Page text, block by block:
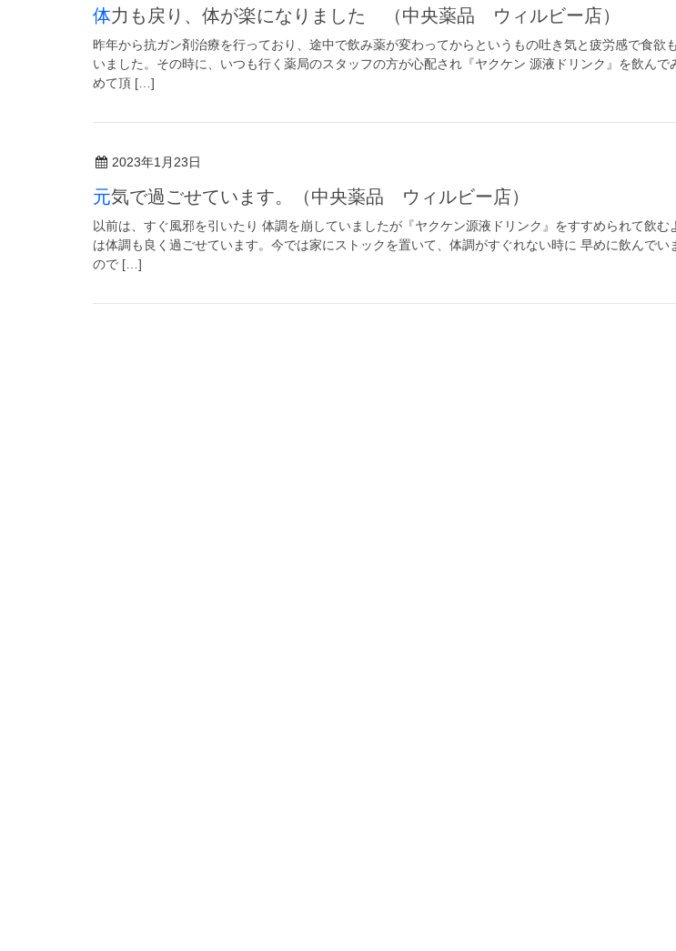
体力も戻り、体が楽になりました （中央薬品 ウィルビー店）
昨年から抗ガン剤治療を行っており、途中で飲み薬が変わってからというもの吐き気と疲労感で食欲
いました。その時に、いつも行く薬局のスタッフの方が心配され『ヤクケン 源液ドリンク』を飲んで
めて頂 […]
2023年1月23日
元気で過ごせています。（中央薬品 ウィルビー店）
以前は、すぐ風邪を引いたり 体調を崩していましたが『ヤクケン源液ドリンク』をすすめられて飲む
は体調も良く過ごせています。今では家にストックを置いて、体調がすぐれない時に 早めに飲んでい
ので […]